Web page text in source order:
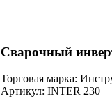
Сварочный
Торговая марка:
Артикул: INTER 230